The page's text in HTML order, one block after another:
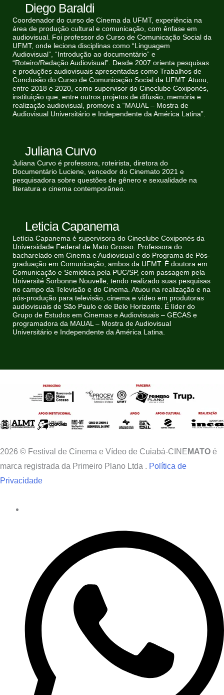
Diego Baraldi
Coordenador do curso de Cinema da UFMT, experiência na
área de produção cultural e comunicação, com ênfase em
audiovisual. Foi professor do Curso de Comunicação Social da
UFMT, onde leciona disciplinas como “Linguagem
Audiovisual”, “Introdução ao documentário” e
“Roteiro/Redação Audiovisual”. Desde 2007 orienta pesquisas
e produções audiovisuais apresentadas como Trabalhos de
Conclusão do Curso de Comunicação Social da UFMT. Atuou,
entre 2018 e 2020, como supervisor do Cineclube Coxiponés,
instituição que, entre outros projetos de difusão, memória e
realização audiovisual, promove a “MAUAL – Mostra de
Audiovisual Universitário e Independente da América Latina”.
Juliana Curvo
Juliana Curvo é professora, roteirista, diretora do
Documentário Luciene, vencedor do Cinemato 2021 e
pesquisadora sobre questões de gênero e sexualidade na
literatura e cinema contemporâneo.
Leticia Capanema
Letícia Capanema é supervisora do Cineclube Coxiponés da
Universidade Federal de Mato Grosso. Professora do
bacharelado em Cinema e Audiovisual e do Programa de Pós-
graduação em Comunicação, ambos da UFMT. É doutora em
Comunicação e Semiótica pela PUC/SP, com passagem pela
Université Sorbonne Nouvelle, tendo realizado suas pesquisas
no campo da Televisão e do Cinema. Atuou na realização e na
pós-produção para televisão, cinema e vídeo em produtoras
audiovisuais de São Paulo e de Belo Horizonte. É líder do
Grupo de Estudos em Cinemas e Audiovisuais – GECAS e
programadora da MAUAL – Mostra de Audiovisual
Universitário e Independente da América Latina.
2026 © Festival de Cinema e Vídeo de Cuiabá-CINE MATO é
marca registrada da Primeiro Plano Ltda . Política de
Privacidade